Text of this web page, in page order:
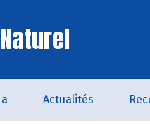
Actualités